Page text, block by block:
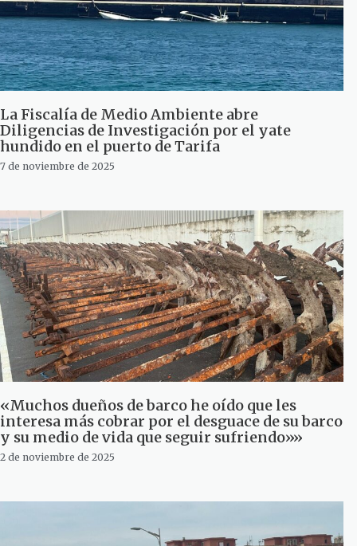
La Fiscalía de Medio Ambiente abre
Diligencias de Investigación por el yate
hundido en el puerto de Tarifa
7 de noviembre de 2025
«Muchos dueños de barco he oído que les
interesa más cobrar por el desguace de su barco
y su medio de vida que seguir sufriendo»»
2 de noviembre de 2025